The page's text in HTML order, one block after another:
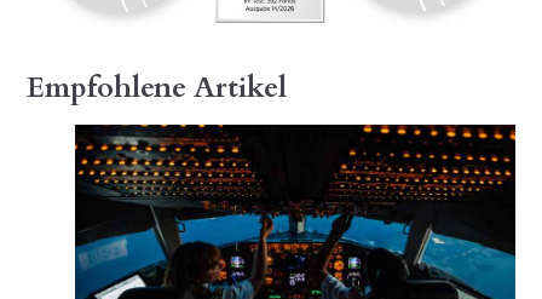
Empfohlene Artikel